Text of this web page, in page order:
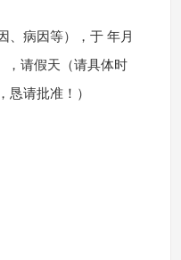
、病因等），于 年月
，请假天（请具体时
恳请批准！）